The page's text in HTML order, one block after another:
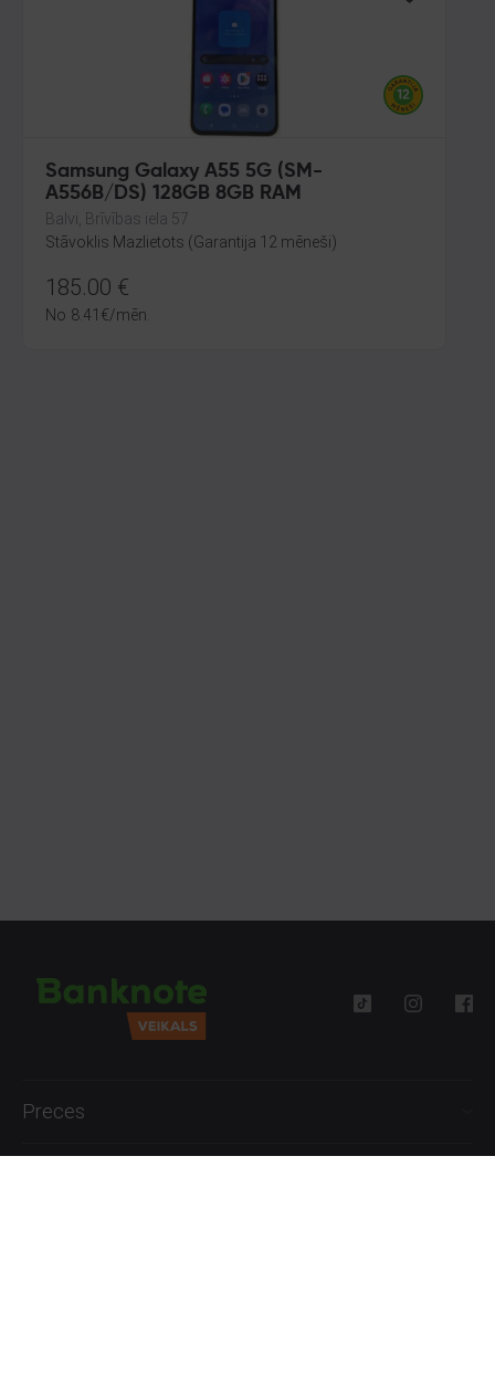
Samsung Galaxy A55 5G (SM-
A556B/DS) 128GB 8GB RAM
Balvi, Brīvības iela 57
Stāvoklis Mazlietots (Garantija 12 mēneši)
185.00 €
No 8.41 €/mēn.
Preces